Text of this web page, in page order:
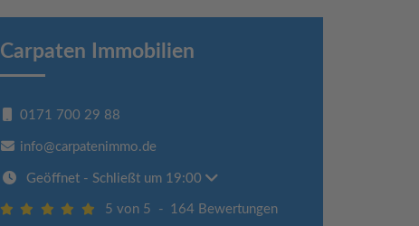
Carpaten Immobilien
0171 700 29 88
info@carpatenimmo.de
Geöffnet - Schließt um 19:00
5 von 5 - 164 Bewertungen